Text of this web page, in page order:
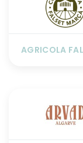
AGRICOLA